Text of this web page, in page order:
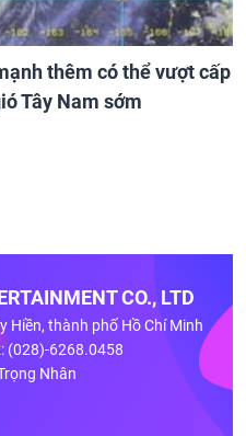
thêm có thể vượt cấp
Tây Nam sớm
CO., LTD
Hiền, thành phố Hồ Chí Minh
(028)-6268.0458
Nhân